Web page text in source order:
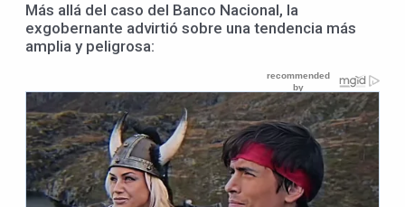
Más allá del caso del Banco Nacional, la
exgobernante advirtió sobre una tendencia más
amplia y peligrosa: